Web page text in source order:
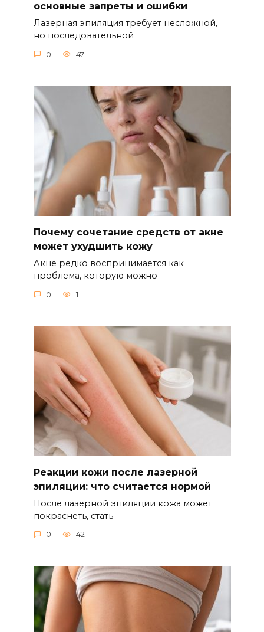
основные запреты и ошибки
Лазерная эпиляция требует несложной,
но последовательной
0 47
Почему сочетание средств от акне
может ухудшить кожу
Акне редко воспринимается как
проблема, которую можно
0 1
Реакции кожи после лазерной
эпиляции: что считается нормой
После лазерной эпиляции кожа может
покраснеть, стать
0 42